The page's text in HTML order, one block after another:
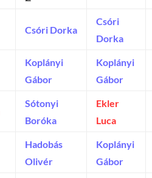
Csóri Dorka
Csóri
Dorka
Koplányi
Gábor
Koplányi
Gábor
Sótonyi
Boróka
Ekler
Luca
Hadobás
Olivér
Koplányi
Gábor